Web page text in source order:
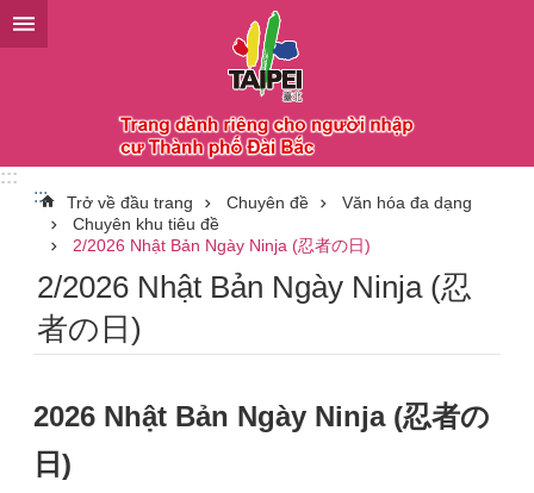
Chuyển đến khối nội dung chính
:::
:::
Trở về đầu trang Chuyên đề
Văn hóa đa dạng
Chuyên khu tiêu đề
2/2026 Nhật Bản Ngày Ninja (忍者の日)
2/2026 Nhật Bản Ngày Ninja (忍
者の日)
2026 Nhật Bản Ngày Ninja (忍者の
日)